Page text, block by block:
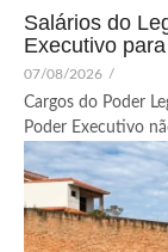
Salários do
Executivo
07/08/2026 /
Cargos do Poder
Poder Executivo